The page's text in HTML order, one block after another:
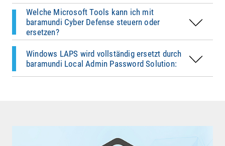
Welche Microsoft Tools kann ich mit
baramundi Cyber Defense steuern oder
ersetzen?
Wiederherstellungsschlüssel-Management
und Richtliniensteuerung
Windows LAPS wird vollständig ersetzt durch
baramundi Local Admin Password Solution:
Einesichere, automatisierte Lösung
Verwaltung lokaler Admin-Passwörter – auch
offline dank IEM (Internet-Enabled Endpoint
Management).